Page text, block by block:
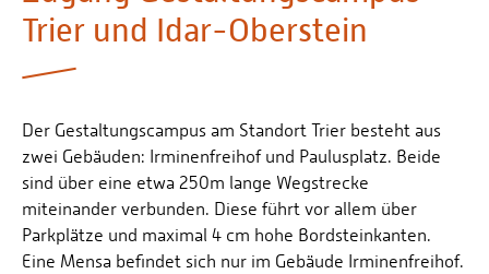
Personalvertretungen
Personalentwicklung
Personensuche
Trier und Idar-Oberstein
Der Gestaltungscampus am Standort Trier besteht aus
zwei Gebäuden: Irminenfreihof und Paulusplatz. Beide
sind über eine etwa 250m lange Wegstrecke
miteinander verbunden. Diese führt vor allem über
Parkplätze und maximal 4 cm hohe Bordsteinkanten.
Eine Mensa befindet sich nur im Gebäude Irminenfreihof.